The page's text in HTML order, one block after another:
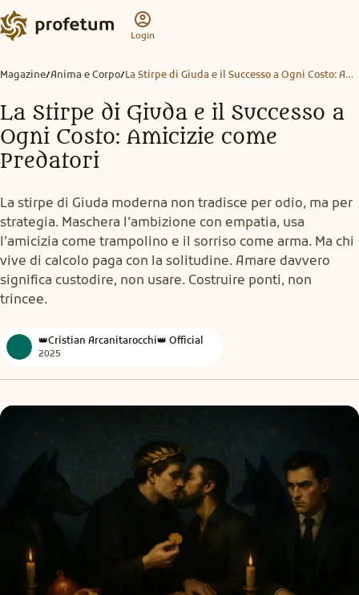
Login
Magazine/Anima e Corpo/ La Stirpe di Giuda e il Successo a Ogni Costo: Amicizie come Predatori
La Stirpe di Giuda e il Successo a
Ogni Costo: Amicizie come
Predatori
La stirpe di Giuda moderna non tradisce per odio, ma per
strategia. Maschera l’ambizione con empatia, usa
l’amicizia come trampolino e il sorriso come arma. Ma chi
vive di calcolo paga con la solitudine. Amare davvero
significa custodire, non usare. Costruire ponti, non
trincee.
👑Cristian Arcanitarocchi👑 Official
2025